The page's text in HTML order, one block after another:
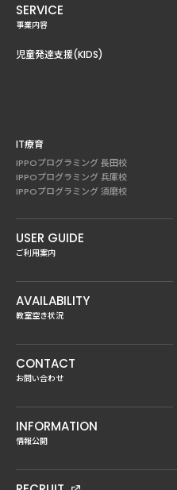
SERVICE
事業内容
児童発達支援(KIDS)
IT療育
IPPOプログラミング 長田校
IPPOプログラミング 兵庫校
IPPOプログラミング 須磨校
USER GUIDE
ご利用案内
AVAILABILITY
教室空き状況
CONTACT
お問い合わせ
INFORMATION
情報公開